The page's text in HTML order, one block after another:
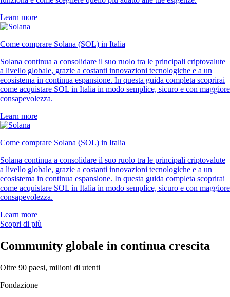
Learn more
Come comprare Solana (SOL) in Italia
Solana continua a consolidare il suo ruolo tra le principali criptovalute
a livello globale, grazie a costanti innovazioni tecnologiche e a un
ecosistema in continua espansione. In questa guida completa scoprirai
come acquistare SOL in Italia in modo semplice, sicuro e con maggiore
consapevolezza.
Learn more
Come comprare Solana (SOL) in Italia
Solana continua a consolidare il suo ruolo tra le principali criptovalute
a livello globale, grazie a costanti innovazioni tecnologiche e a un
ecosistema in continua espansione. In questa guida completa scoprirai
come acquistare SOL in Italia in modo semplice, sicuro e con maggiore
consapevolezza.
Learn more
Scopri di più
Community globale in continua crescita
Oltre 90 paesi, milioni di utenti
Fondazione